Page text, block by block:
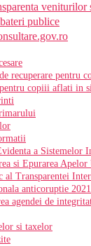
veniturilor
publice
recuperare pentru
copiii aflati in
a Sistemelor
si Epurarea Apelor
al Transparentei
anticoruptie
agendei de
si taxelor